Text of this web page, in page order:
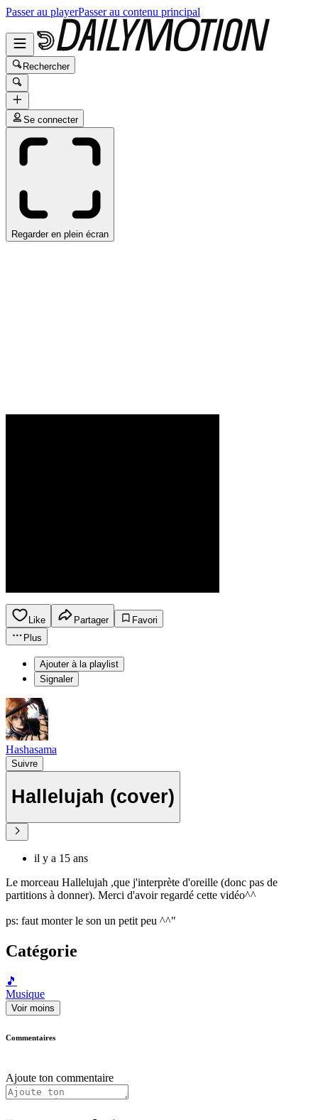
Passer au playerPasser au contenu principal
Rechercher
Se connecter
Regarder en plein écran
Like Partager
Favori
Plus
Ajouter à la playlist
Signaler
Hashasama
Suivre
Hallelujah (cover)
il y a 15 ans
Le morceau Hallelujah ,que j'interprète d'oreille (donc pas de
partitions à donner). Merci d'avoir regardé cette vidéo^^
ps: faut monter le son un petit peu ^^"
Catégorie
🎵
Musique
Voir moins
Commentaires
Ajoute ton commentaire